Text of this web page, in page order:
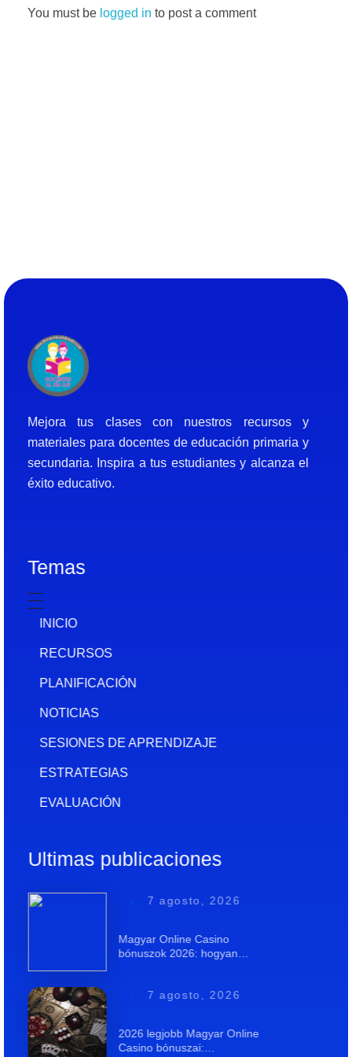
You must be logged in to post a comment
Docentes al Dia DJF
Mejora tus clases con nuestros recursos y
materiales para docentes de educación primaria y
secundaria. Inspira a tus estudiantes y alcanza el
éxito educativo.
Temas
INICIO
RECURSOS
PLANIFICACIÓN
NOTICIAS
SESIONES DE APRENDIZAJE
ESTRATEGIAS
EVALUACIÓN
Ultimas publicaciones
7 agosto, 2026
Magyar Online Casino
bónuszok 2026: hogyan…
7 agosto, 2026
2026 legjobb Magyar Online
Casino bónuszai:…